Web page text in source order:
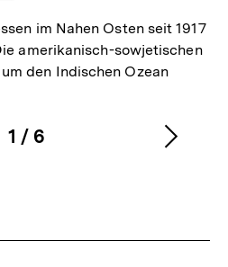
im Nahen Osten seit 1917
amerikanisch-sowjetischen
den Indischen Ozean
Karussellinhalt
1
von
/ 6